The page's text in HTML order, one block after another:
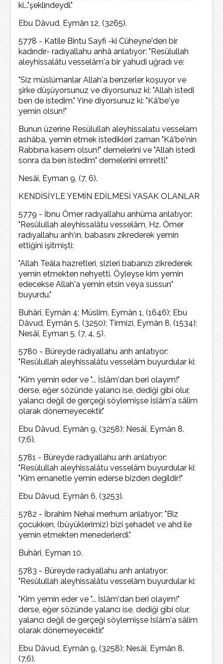
ki..."şeklindeydi."
Ebu Dâvud, Eymân 12, (3265).
5778 - Katile Bintu Sayfi -ki Cüheyne'den bir
kadındır- radıyallahu anhâ anlatıyor: "Resülullah
aleyhissalâtu vesselâm'a bir yahudi uğradı ve:
"Siz müslümanlar Allah'a benzerler koşuyor ve
şirke düşüyorsunuz ve diyorsunuz ki: "Allah istedi
ben de istedim." Yine diyorsunuz ki: "Kâ'be'ye
yemin olsun!"
Bunun üzerine Resülullah aleyhissalatu vesselam
ashâba, yemin etmek istedikleri zaman "Kâ'be'nin
Rabbına kasem olsun!" demelerini ve "Allah istedi
sonra da ben istedim" demelerini emretti."
Nesâi, Eyman 9, (7, 6).
KENDİSİYLE YEMİN EDİLMESİ YASAK OLANLAR
5779 - İbnu Ömer radıyallahu anhüma anlatıyor:
"Resûlullah aleyhissaIâtu vesselâm, Hz. Ömer
radıyallahu anh'ın, babasını zikrederek yemin
ettiğini işitmişti:
"Allah Teâla hazretleri, sizleri babanızı zikrederek
yemin etmekten nehyetti. Öyleyse kim yemin
edecekse Allah'a yemin etsin veya sussun"
buyurdu."
Buhârî, Eymân 4; Müslim, Eymân 1, (1646); Ebu
Dâvud, Eymân 5, (3250); Tirmizi, Eymân 8, (1534);
Nesâî, Eyman 5, (7, 4, 5).
5780 - Büreyde radıyallahu anh anlatıyor:
"Resûlullah aleyhissalâtu vesselâm buyurdular ki:
"Kim yemin eder ve "... İslâm'dan beri olayım!"
derse, eğer sözünde yalancı ise, dediği gibi olur,
yalancı değil de gerçeği söylemişse İslâm'a sâlim
olarak dönemeyecektir."
Ebu Dâvud, Eymân 9, (3258); Nesâî, Eymân 8.
(7,6).
5781 - Büreyde radıyallahu anh anlatıyor:
"Resûlullah aleyhissalâtu vesselâm buyurdular ki:
"Kim emanetle yemin ederse bizden degildir!"
Ebu Dâvud, Eymân 6, (3253).
5782 - İbrahim Nehai merhum anlatıyor: "Biz
çocukken, (büyüklerimiz) bizi şehadet ve ahd ile
yemin etmekten menederlerdi."
Buhâri, Eyman 10.
5783 - Büreyde radıyallahu anh anlatıyor:
"Resûlullah aleyhissalâtu vesselâm buyurdular ki:
"Kim yemin eder ve "... İslâm'dan beri olayım!"
derse, eğer sözünde yalancı ise, dediği gibi olur,
yalancı değil de gerçeği söylemişse İslâm'a sâlim
olarak dönemeyecektir."
Ebu Dâvud, Eymân 9, (3258); Nesâî, Eymân 8.
(7,6).